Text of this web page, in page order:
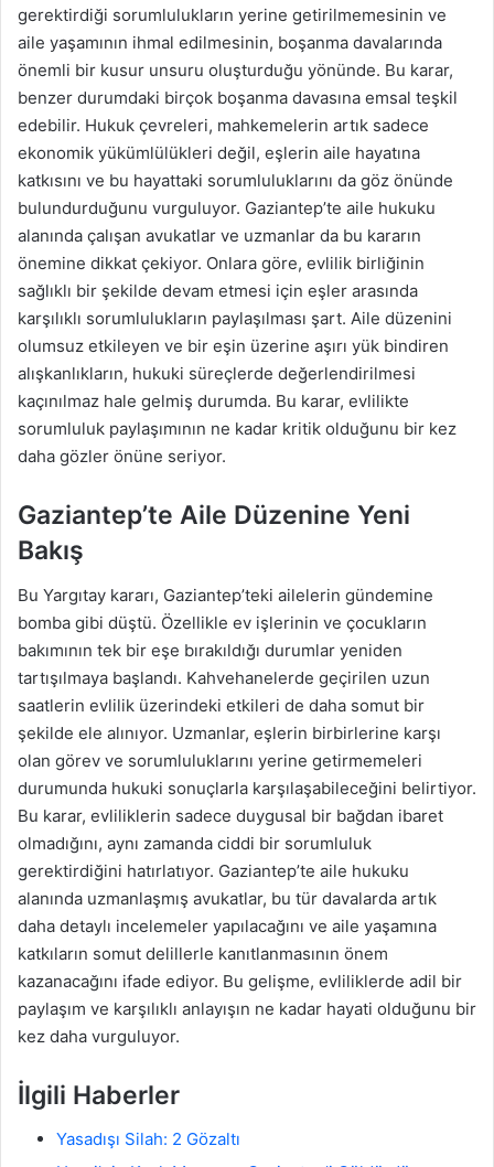
gerektirdiği sorumlulukların yerine getirilmemesinin ve
aile yaşamının ihmal edilmesinin, boşanma davalarında
önemli bir kusur unsuru oluşturduğu yönünde. Bu karar,
benzer durumdaki birçok boşanma davasına emsal teşkil
edebilir. Hukuk çevreleri, mahkemelerin artık sadece
ekonomik yükümlülükleri değil, eşlerin aile hayatına
katkısını ve bu hayattaki sorumluluklarını da göz önünde
bulundurduğunu vurguluyor. Gaziantep’te aile hukuku
alanında çalışan avukatlar ve uzmanlar da bu kararın
önemine dikkat çekiyor. Onlara göre, evlilik birliğinin
sağlıklı bir şekilde devam etmesi için eşler arasında
karşılıklı sorumlulukların paylaşılması şart. Aile düzenini
olumsuz etkileyen ve bir eşin üzerine aşırı yük bindiren
alışkanlıkların, hukuki süreçlerde değerlendirilmesi
kaçınılmaz hale gelmiş durumda. Bu karar, evlilikte
sorumluluk paylaşımının ne kadar kritik olduğunu bir kez
daha gözler önüne seriyor.
Gaziantep’te Aile Düzenine Yeni
Bakış
Bu Yargıtay kararı, Gaziantep’teki ailelerin gündemine
bomba gibi düştü. Özellikle ev işlerinin ve çocukların
bakımının tek bir eşe bırakıldığı durumlar yeniden
tartışılmaya başlandı. Kahvehanelerde geçirilen uzun
saatlerin evlilik üzerindeki etkileri de daha somut bir
şekilde ele alınıyor. Uzmanlar, eşlerin birbirlerine karşı
olan görev ve sorumluluklarını yerine getirmemeleri
durumunda hukuki sonuçlarla karşılaşabileceğini belirtiyor.
Bu karar, evliliklerin sadece duygusal bir bağdan ibaret
olmadığını, aynı zamanda ciddi bir sorumluluk
gerektirdiğini hatırlatıyor. Gaziantep’te aile hukuku
alanında uzmanlaşmış avukatlar, bu tür davalarda artık
daha detaylı incelemeler yapılacağını ve aile yaşamına
katkıların somut delillerle kanıtlanmasının önem
kazanacağını ifade ediyor. Bu gelişme, evliliklerde adil bir
paylaşım ve karşılıklı anlayışın ne kadar hayati olduğunu bir
kez daha vurguluyor.
İlgili Haberler
Yasadışı Silah: 2 Gözaltı